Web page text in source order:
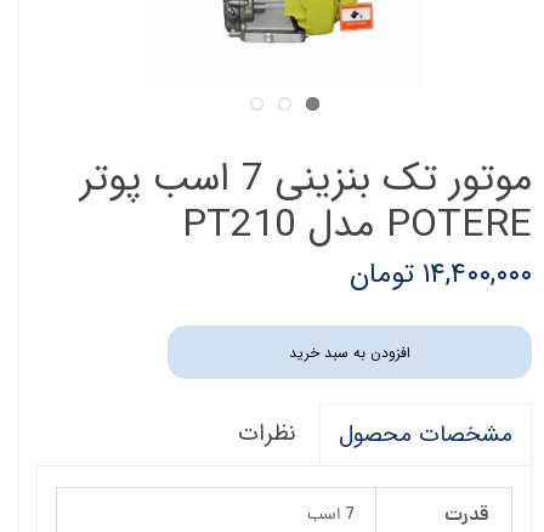
موتور تک بنزینی 7 اسب پوتر
POTERE مدل PT210
۱۴,۴۰۰,۰۰۰ تومان
افزودن به سبد خرید
مشخصات محصول نظرات
قدرت 7 اسب